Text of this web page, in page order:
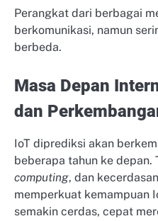
Perangkat dari berbagai
berkomunikasi, namun
berbeda.
Masa Depan
dan
IoT diprediksi akan
beberapa tahun ke depan.
computing, dan
memperkuat kemampuan
semakin cerdas, cepat